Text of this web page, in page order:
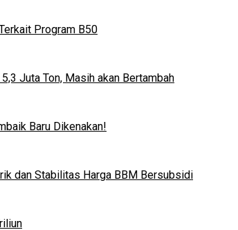
Program B50
Juta Ton, Masih akan Bertambah
Baru Dikenakan!
dan Stabilitas Harga BBM Bersubsidi